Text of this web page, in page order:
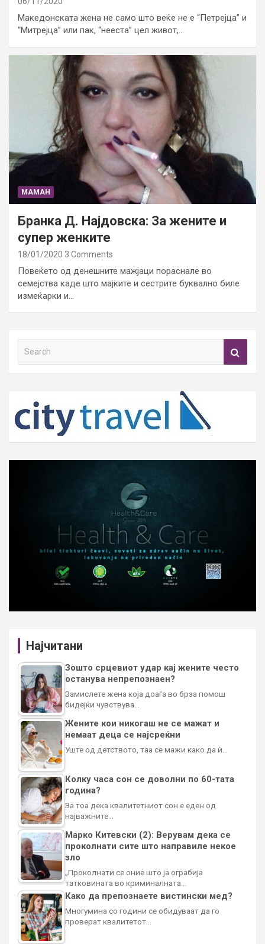
Македонската жена не само што веќе не е “Петрејца” и
“Митрејца” или пак, “нееста” цел живот,…
МАМАН
Бранка Д. Најдовска: За жените и
супер женките
18/01/2020 3 Comments
Повеќето од денешните мажјаци пораснале во
семејства каде што мајките и сестрите буквално биле
измеќарки и…
h
Најчитани
Зошто срцевиот удар кај жените често
останува непрепознаен?
Замислете жена која доаѓа во брза помош
бидејќи чувствува…
Жените кои никогаш не се мажат и
немаат деца се најсреќни
Уште од детството, таа се мажи како да ѝ…
Колку часа сон се доволни по 60-тата
година?
За тоа дека квалитетниот сон е еден од
најважните…
Марко Китевски (2): Верувам дека се
проколнати сите што направиле некое
зло
„Проколнати се оние што ја ограбија
татковината во криминалната…
Како да препознаете вистински мед?
Многумина со години се обидуваат да го
проверат квалитетот…